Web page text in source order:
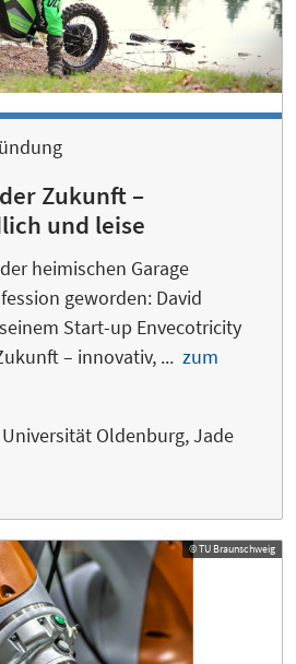
Zukunft –
und leise
heimischen Garage
geworden: David
Start-up Envecotricity
– innovativ, ... zum
Oldenburg, Jade
© TU Braunschweig